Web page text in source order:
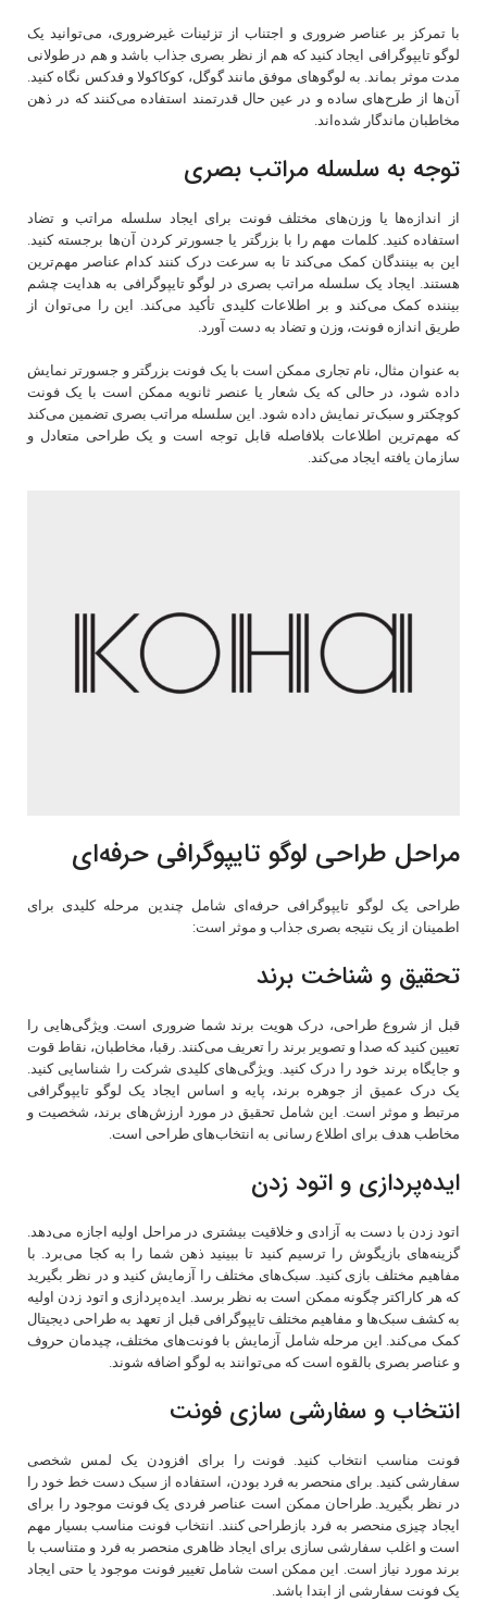
با تمرکز بر عناصر ضروری و اجتناب از تزئینات غیرضروری، می‌توانید یک
لوگو تایپوگرافی ایجاد کنید که هم از نظر بصری جذاب باشد و هم در طولانی
مدت موثر بماند. به لوگوهای موفق مانند گوگل، کوکاکولا و فدکس نگاه کنید.
آن‌ها از طرح‌های ساده و در عین حال قدرتمند استفاده می‌کنند که در ذهن
مخاطبان ماندگار شده‌اند.
توجه به سلسله مراتب بصری
از اندازه‌ها یا وزن‌های مختلف فونت برای ایجاد سلسله مراتب و تضاد
استفاده کنید. کلمات مهم را با بزرگتر یا جسورتر کردن آن‌ها برجسته کنید.
این به بینندگان کمک می‌کند تا به سرعت درک کنند کدام عناصر مهم‌ترین
هستند. ایجاد یک سلسله مراتب بصری در لوگو تایپوگرافی به هدایت چشم
بیننده کمک می‌کند و بر اطلاعات کلیدی تأکید می‌کند. این را می‌توان از
طریق اندازه فونت، وزن و تضاد به دست آورد.
به عنوان مثال، نام تجاری ممکن است با یک فونت بزرگتر و جسورتر نمایش
داده شود، در حالی که یک شعار یا عنصر ثانویه ممکن است با یک فونت
کوچکتر و سبک‌تر نمایش داده شود. این سلسله مراتب بصری تضمین می‌کند
که مهم‌ترین اطلاعات بلافاصله قابل توجه است و یک طراحی متعادل و
سازمان یافته ایجاد می‌کند.
مراحل طراحی لوگو تایپوگرافی حرفه‌ای
طراحی یک لوگو تایپوگرافی حرفه‌ای شامل چندین مرحله کلیدی برای
اطمینان از یک نتیجه بصری جذاب و موثر است:
تحقیق و شناخت برند
قبل از شروع طراحی، درک هویت برند شما ضروری است. ویژگی‌هایی را
تعیین کنید که صدا و تصویر برند را تعریف می‌کنند. رقبا، مخاطبان، نقاط قوت
و جایگاه برند خود را درک کنید. ویژگی‌های کلیدی شرکت را شناسایی کنید.
یک درک عمیق از جوهره برند، پایه و اساس ایجاد یک لوگو تایپوگرافی
مرتبط و موثر است. این شامل تحقیق در مورد ارزش‌های برند، شخصیت و
مخاطب هدف برای اطلاع رسانی به انتخاب‌های طراحی است.
ایده‌پردازی و اتود زدن
اتود زدن با دست به آزادی و خلاقیت بیشتری در مراحل اولیه اجازه می‌دهد.
گزینه‌های بازیگوش را ترسیم کنید تا ببینید ذهن شما را به کجا می‌برد. با
مفاهیم مختلف بازی کنید. سبک‌های مختلف را آزمایش کنید و در نظر بگیرید
که هر کاراکتر چگونه ممکن است به نظر برسد. ایده‌پردازی و اتود زدن اولیه
به کشف سبک‌ها و مفاهیم مختلف تایپوگرافی قبل از تعهد به طراحی دیجیتال
کمک می‌کند. این مرحله شامل آزمایش با فونت‌های مختلف، چیدمان حروف
و عناصر بصری بالقوه است که می‌توانند به لوگو اضافه شوند.
انتخاب و سفارشی‌ سازی فونت
فونت مناسب انتخاب کنید. فونت را برای افزودن یک لمس شخصی
سفارشی کنید. برای منحصر به فرد بودن، استفاده از سبک دست خط خود را
در نظر بگیرید. طراحان ممکن است عناصر فردی یک فونت موجود را برای
ایجاد چیزی منحصر به فرد بازطراحی کنند. انتخاب فونت مناسب بسیار مهم
است و اغلب سفارشی سازی برای ایجاد ظاهری منحصر به فرد و متناسب با
برند مورد نیاز است. این ممکن است شامل تغییر فونت موجود یا حتی ایجاد
یک فونت سفارشی از ابتدا باشد.